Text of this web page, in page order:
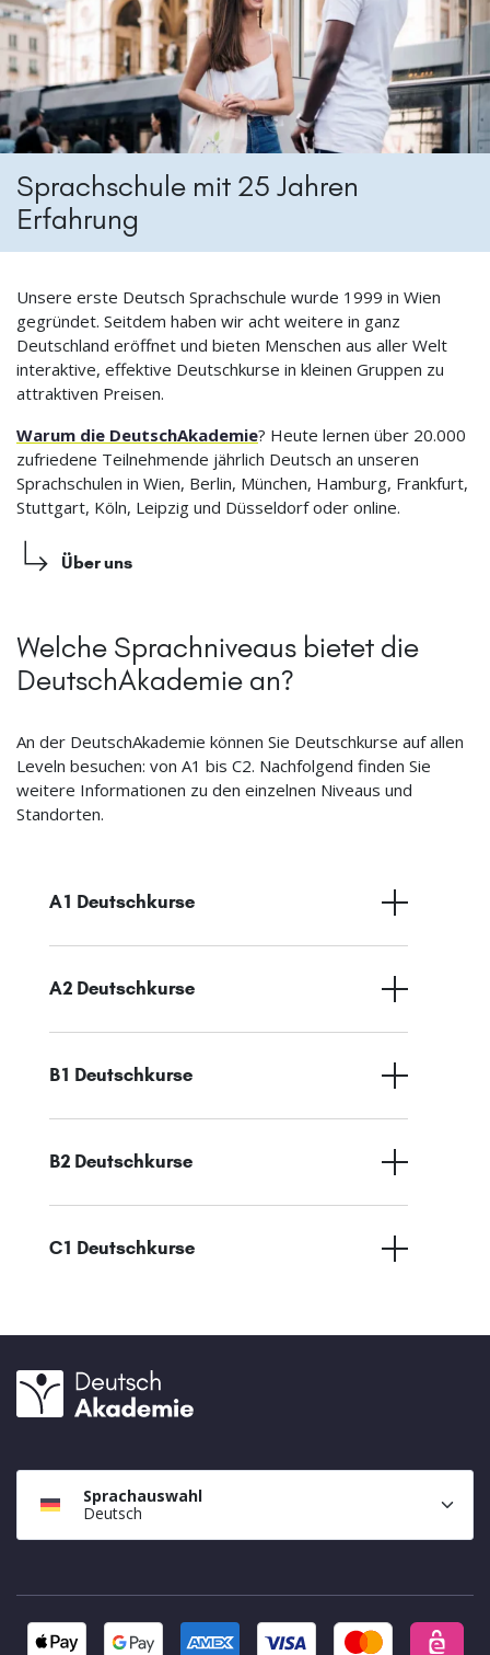
Sprachschule mit 25 Jahren
Erfahrung
Unsere erste Deutsch Sprachschule wurde 1999 in Wien
gegründet. Seitdem haben wir acht weitere in ganz
Deutschland eröffnet und bieten Menschen aus aller Welt
interaktive, effektive Deutschkurse in kleinen Gruppen zu
attraktiven Preisen.
Warum die DeutschAkademie? Heute lernen über 20.000
zufriedene Teilnehmende jährlich Deutsch an unseren
Sprachschulen in Wien, Berlin, München, Hamburg, Frankfurt,
Stuttgart, Köln, Leipzig und Düsseldorf oder online.
Über uns
Welche Sprachniveaus bietet die
DeutschAkademie an?
An der DeutschAkademie können Sie Deutschkurse auf allen
Leveln besuchen: von A1 bis C2. Nachfolgend finden Sie
weitere Informationen zu den einzelnen Niveaus und
Standorten.
A1 Deutschkurse
A2 Deutschkurse
B1 Deutschkurse
B2 Deutschkurse
C1 Deutschkurse
Sprachauswahl
Deutsch